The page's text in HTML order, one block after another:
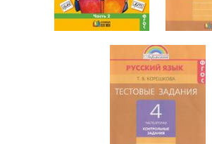
Русский язык
4 класс